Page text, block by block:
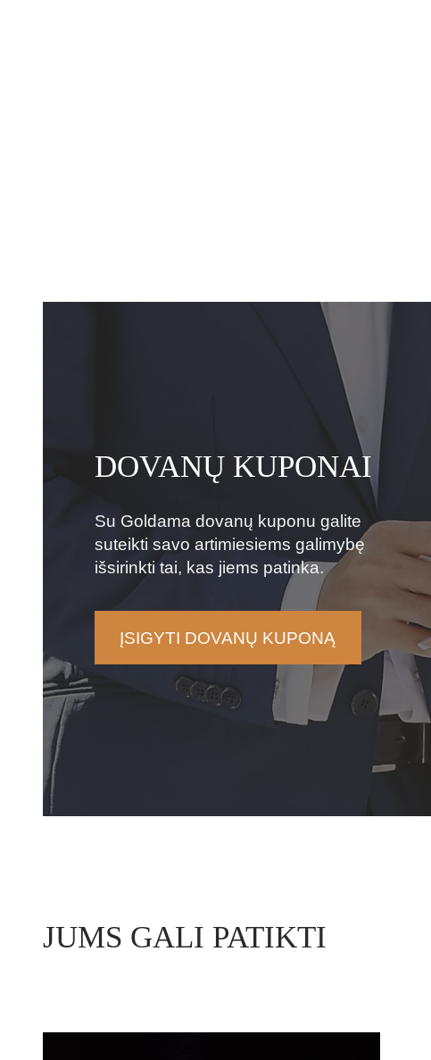
DOVANŲ KUPONAI
Su Goldama dovanų kuponu galite
suteikti savo artimiesiems galimybę
išsirinkti tai, kas jiems patinka.
ĮSIGYTI DOVANŲ KUPONĄ
JUMS GALI PATIKTI